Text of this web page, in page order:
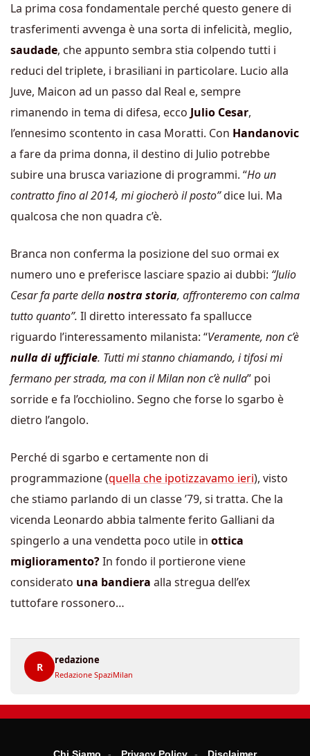
La prima cosa fondamentale perché questo genere di
trasferimenti avvenga è una sorta di infelicità, meglio,
saudade, che appunto sembra stia colpendo tutti i
reduci del triplete, i brasiliani in particolare. Lucio alla
Juve, Maicon ad un passo dal Real e, sempre
rimanendo in tema di difesa, ecco Julio Cesar,
l’ennesimo scontento in casa Moratti. Con Handanovic
a fare da prima donna, il destino di Julio potrebbe
subire una brusca variazione di programmi. “Ho un
contratto fino al 2014, mi giocherò il posto”dice lui. Ma
qualcosa che non quadra c’è.
Branca non conferma la posizione del suo ormai ex
numero uno e preferisce lasciare spazio ai dubbi: “Julio
Cesar fa parte dellanostra storia, affronteremo con calma
tutto quanto”. Il diretto interessato fa spallucce
riguardo l’interessamento milanista: “Veramente, non c’è
nulla di ufficiale. Tutti mi stanno chiamando, i tifosi mi
fermano per strada, ma con il Milan non c’è nulla” poi
sorride e fa l’occhiolino. Segno che forse lo sgarbo è
dietro l’angolo.
Perché di sgarbo e certamente non di
programmazione (quella che ipotizzavamo ieri), visto
che stiamo parlando di un classe ’79, si tratta. Che la
vicenda Leonardo abbia talmente ferito Galliani da
spingerlo a una vendetta poco utile in ottica
miglioramento?In fondo il portierone viene
considerato una bandiera alla stregua dell’ex
tuttofare rossonero…
R
redazione
Redazione SpaziMilan